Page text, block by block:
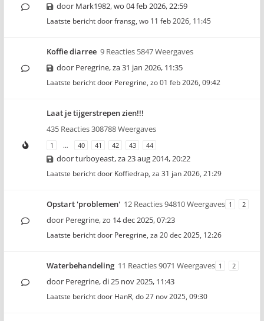
door Mark1982,wo 04 feb 2026, 22:59
Laatste bericht doorfransg, wo 11 feb 2026, 11:45
Koffie diarree 9 Reacties 5847 Weergaves
door Peregrine,za 31 jan 2026, 11:35
Laatste bericht door Peregrine, zo 01 feb 2026, 09:42
Laat je tijgerstrepen zien!!!
435 Reacties 308788 Weergaves
1 … 40 41 42 43 44
doorturboyeast,za 23 aug 2014, 20:22
Laatste bericht door Koffiedrap, za 31 jan 2026, 21:29
Opstart 'problemen' 12 Reacties 94810 Weergaves 1 2
door Peregrine,zo 14 dec 2025, 07:23
Laatste bericht door Peregrine, za 20 dec 2025, 12:26
Waterbehandeling 11 Reacties 9071 Weergaves 1 2
door Peregrine,di 25 nov 2025, 11:43
Laatste bericht door HanR, do 27 nov 2025, 09:30